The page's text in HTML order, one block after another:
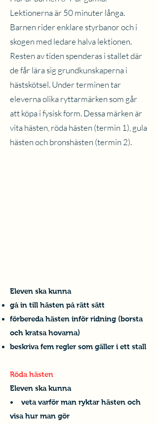
Lektionerna är 50 minuter långa.
Barnen rider enklare styrbanor och i
skogen med ledare halva lektionen.
Resten av tiden spenderas i stallet där
de får lära sig grundkunskaperna i
hästskötsel. Under terminen tar
eleverna olika ryttarmärken som går
att köpa i fysisk form. Dessa märken är
vita hästen, röda hästen (termin 1), gula
hästen och bronshästen (termin 2).
Eleven ska kunna
gå in till hästen på rätt sätt
förbereda hästen inför ridning (borsta
och kratsa hovarna)
beskriva fem regler som gäller i ett stall
Röda hästen
Eleven ska kunna
• veta varför man ryktar hästen och
visa hur man gör